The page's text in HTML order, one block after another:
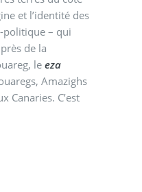
et l’identité des
politique – qui
de la
leeza
Amazighs
Canaries. C’est